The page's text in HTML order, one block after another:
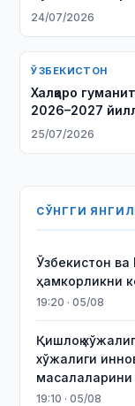
масалаларини
24/07/2026
ЎЗБЕКИСТОН
Халқаро
2026–2027
режаси
25/07/2026
СЎНГГИ
Ўзбекистон ва
ҳамкорликни
19:20 · 05/08
Қишлоқ
хўжалиги
масалаларини
19:10 · 05/08